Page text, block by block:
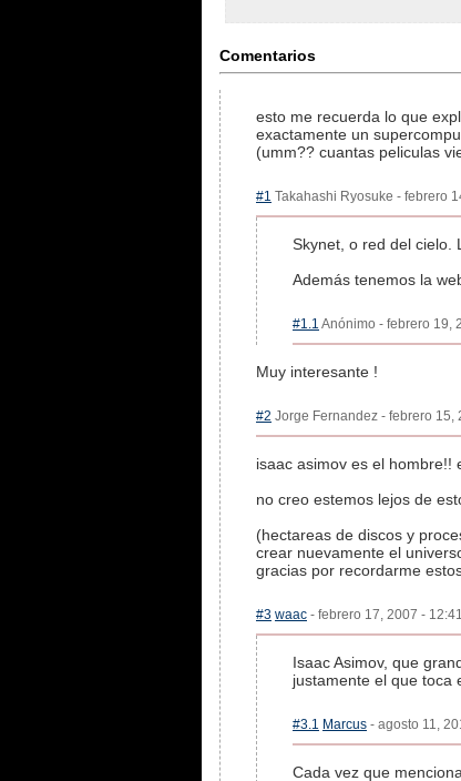
Comentarios
esto me recuerda lo que
exactamente un
(umm?? cuantas peliculas
#1 Takahashi Ryosuke - febrero
Skynet, o red del cielo.
Además tenemos la
#1.1 Anónimo - febrero 19,
Muy interesante !
#2 Jorge Fernandez - febrero 15,
isaac asimov es el hombre!!
no creo estemos lejos de
(hectareas de discos y
crear nuevamente el
gracias por recordarme
#3 waac - febrero 17, 2007 -
Isaac Asimov, que
justamente el que toca
#3.1 Marcus - agosto 11,
Cada vez que